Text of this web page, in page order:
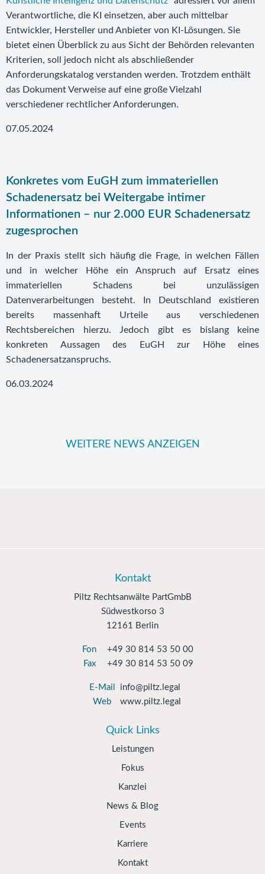
Verantwortliche, die KI einsetzen, aber auch mittelbar
Entwickler, Hersteller und Anbieter von KI-Lösungen. Sie
bietet einen Überblick zu aus Sicht der Behörden relevanten
Kriterien, soll jedoch nicht als abschließender
Anforderungskatalog verstanden werden. Trotzdem enthält
das Dokument Verweise auf eine große Vielzahl
verschiedener rechtlicher Anforderungen.
07.05.2024
Konkretes vom EuGH zum immateriellen
Schadenersatz bei Weitergabe intimer
Informationen – nur 2.000 EUR Schadenersatz
zugesprochen
In der Praxis stellt sich häufig die Frage, in welchen Fällen
und in welcher Höhe ein Anspruch auf Ersatz eines
immateriellen Schadens bei unzulässigen
Datenverarbeitungen besteht. In Deutschland existieren
bereits massenhaft Urteile aus verschiedenen
Rechtsbereichen hierzu. Jedoch gibt es bislang keine
konkreten Aussagen des EuGH zur Höhe eines
Schadenersatzanspruchs.
06.03.2024
WEITERE NEWS ANZEIGEN
Kontakt
Piltz Rechtsanwälte PartGmbB
Südwestkorso 3
12161 Berlin
Fon
+49 30 814 53 50 00
Fax
+49 30 814 53 50 09
E-Mail
info@piltz.legal
Web
www.piltz.legal
Quick Links
Leistungen
Fokus
Kanzlei
News & Blog
Events
Karriere
Kontakt